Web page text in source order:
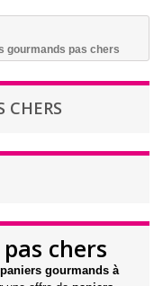
gourmands pas chers
CHERS
chers
paniers gourmands à